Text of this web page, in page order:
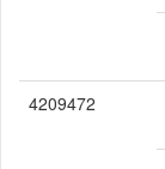
4209472